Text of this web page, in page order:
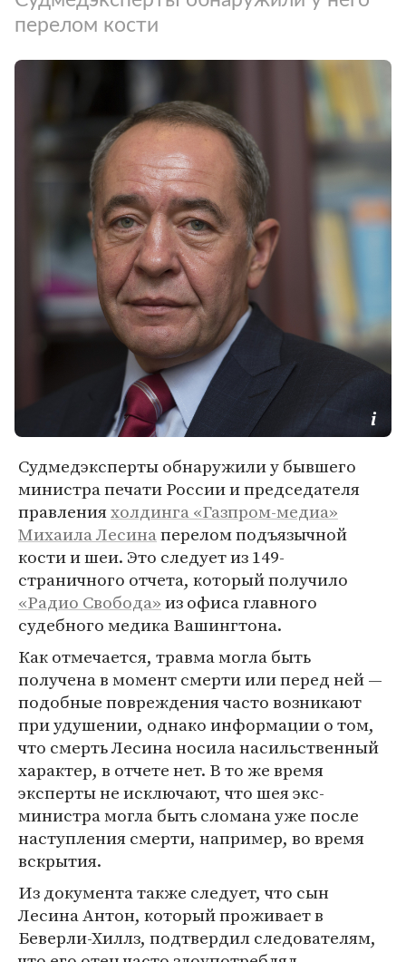
перелом кости
Судмедэксперты обнаружили у бывшего
министра печати России и председателя
правленияхолдинга «Газпром-медиа»
Михаила Лесинаперелом подъязычной
кости и шеи. Это следует из 149-
страничного отчета, который получило
«Радио Свобода»из офиса главного
судебного медика Вашингтона.
Как отмечается, травма могла быть
получена в момент смерти или перед ней —
подобные повреждения часто возникают
при удушении, однако информации о том,
что смерть Лесина носила насильственный
характер, в отчете нет. В то же время
эксперты не исключают, что шея экс-
министра могла быть сломана уже после
наступления смерти, например, во время
вскрытия.
Из документа также следует, что сын
Лесина Антон, который проживает в
Беверли-Хиллз, подтвердил следователям,